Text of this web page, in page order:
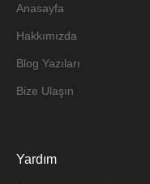
Anasayfa
Hakkımızda
Blog Yazıları
Bize Ulaşın
Yardım